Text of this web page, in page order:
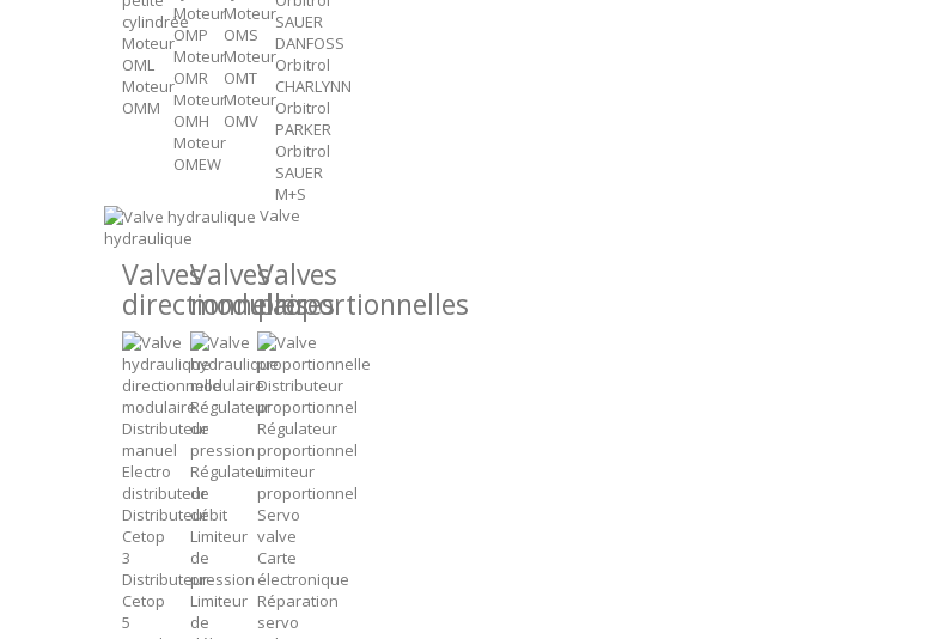
Moteur
OML
Moteur
OMM
Moteur
OMP
Moteur
OMR
Moteur
OMH
Moteur
OMEW
Moteur
OMS
Moteur
OMT
Moteur
OMV
SAUER
DANFOSS
Orbitrol
CHARLYNN
Orbitrol
PARKER
Orbitrol
SAUER
M+S
Valve
hydraulique
Valves
directionnelles
Distributeur
manuel
Electro
distributeur
Distributeur
Cetop
3
Distributeur
Cetop
5
Valves
modulaires
Régulateur
de
pression
Régulateur
de
débit
Limiteur
de
pression
Limiteur
de
Valves
proportionnelles
Distributeur
proportionnel
Régulateur
proportionnel
Limiteur
proportionnel
Servo
valve
Carte
électronique
Réparation
servo